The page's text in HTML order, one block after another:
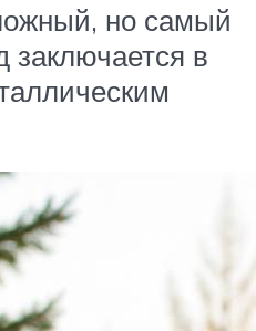
но самый
заключается в